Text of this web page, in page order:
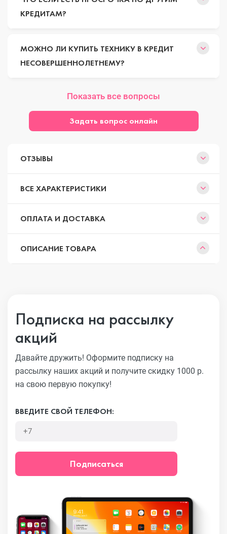
КРЕДИТАМ?
МОЖНО ЛИ КУПИТЬ ТЕХНИКУ В КРЕДИТ
НЕСОВЕРШЕННОЛЕТНЕМУ?
Показать все вопросы
Задать вопрос онлайн
ОТЗЫВЫ
ВСЕ ХАРАКТЕРИСТИКИ
ОПЛАТА И ДОСТАВКА
ОПИСАНИЕ ТОВАРА
Подписка на рассылку
акций
Давайте дружить! Оформите подписку на
рассылку наших акций и получите скидку 1000 р.
на свою первую покупку!
ВВЕДИТЕ СВОЙ ТЕЛЕФОН:
Подписаться